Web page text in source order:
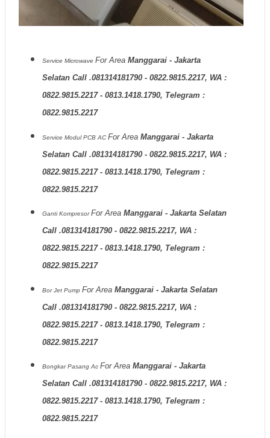
Service Microwave For Area Manggarai - Jakarta
Selatan Call .081314181790 - 0822.9815.2217, WA :
0822.9815.2217 - 0813.1418.1790, Telegram :
0822.9815.2217
Service Modul PCB AC For Area Manggarai - Jakarta
Selatan Call .081314181790 - 0822.9815.2217, WA :
0822.9815.2217 - 0813.1418.1790, Telegram :
0822.9815.2217
Ganti KompresorFor Area Manggarai - Jakarta Selatan
Call .081314181790 - 0822.9815.2217, WA :
0822.9815.2217 - 0813.1418.1790, Telegram :
0822.9815.2217
Bor Jet Pump For Area Manggarai - Jakarta Selatan
Call .081314181790 - 0822.9815.2217, WA :
0822.9815.2217 - 0813.1418.1790, Telegram :
0822.9815.2217
Bongkar Pasang Ac For Area Manggarai - Jakarta
Selatan Call .081314181790 - 0822.9815.2217, WA :
0822.9815.2217 - 0813.1418.1790, Telegram :
0822.9815.2217